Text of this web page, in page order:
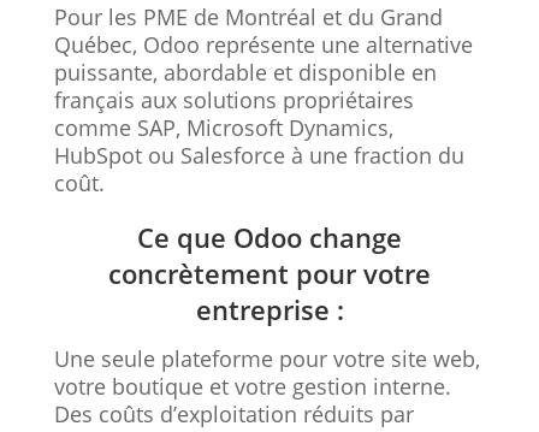
Pour les PME de Montréal et du Grand
Québec, Odoo représente une alternative
puissante, abordable et disponible en
français aux solutions propriétaires
comme SAP, Microsoft Dynamics,
HubSpot ou Salesforce à une fraction du
coût.
Ce que Odoo change
concrètement pour votre
entreprise :
Une seule plateforme pour votre site web,
votre boutique et votre gestion interne.
Des coûts d’exploitation réduits par